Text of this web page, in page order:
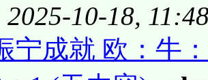
2025-10-18,
宁成就 欧：牛